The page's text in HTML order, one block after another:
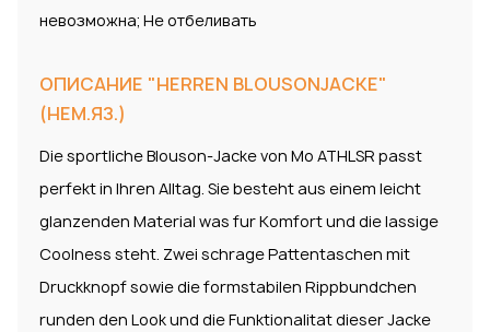
невозможна; Не отбеливать
ОПИСАНИЕ "HERREN BLOUSONJACKE"
(НЕМ.ЯЗ.)
Die sportliche Blouson-Jacke von Mo ATHLSR passt
perfekt in Ihren Alltag. Sie besteht aus einem leicht
glanzenden Material was fur Komfort und die lassige
Coolness steht. Zwei schrage Pattentaschen mit
Druckknopf sowie die formstabilen Rippbundchen
runden den Look und die Funktionalitat dieser Jacke